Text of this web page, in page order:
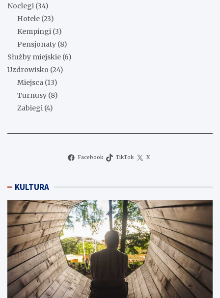
Noclegi (34)
Hotele (23)
Kempingi (3)
Pensjonaty (8)
Służby miejskie (6)
Uzdrowisko (24)
Miejsca (13)
Turnusy (8)
Zabiegi (4)
Facebook TikTok X
KULTURA